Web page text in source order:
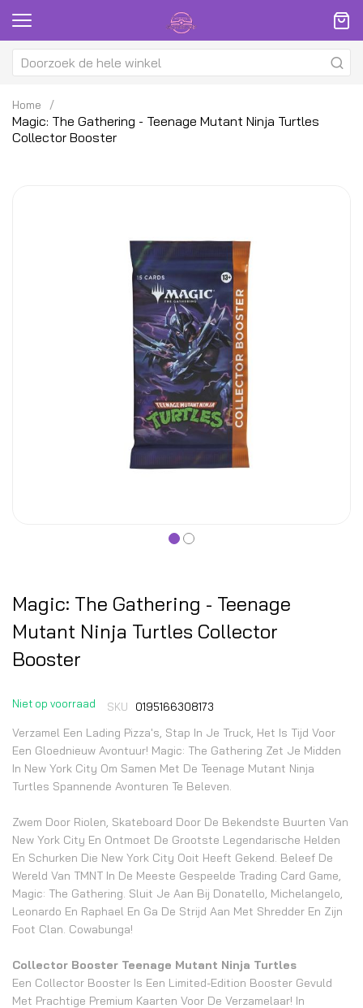
Home
Magic: The Gathering - Teenage Mutant Ninja Turtles
Collector Booster
Magic: The Gathering - Teenage
Mutant Ninja Turtles Collector
Booster
Niet op voorraad SKU 0195166308173
Verzamel Een Lading Pizza's, Stap In Je Truck, Het Is Tijd Voor
Een Gloednieuw Avontuur! Magic: The Gathering Zet Je Midden
In New York City Om Samen Met De Teenage Mutant Ninja
Turtles Spannende Avonturen Te Beleven.
Zwem Door Riolen, Skateboard Door De Bekendste Buurten Van
New York City En Ontmoet De Grootste Legendarische Helden
En Schurken Die New York City Ooit Heeft Gekend. Beleef De
Wereld Van TMNT In De Meeste Gespeelde Trading Card Game,
Magic: The Gathering. Sluit Je Aan Bij Donatello, Michelangelo,
Leonardo En Raphael En Ga De Strijd Aan Met Shredder En Zijn
Foot Clan. Cowabunga!
Collector Booster Teenage Mutant Ninja Turtles
Een Collector Booster Is Een Limited-Edition Booster Gevuld
Met Prachtige Premium Kaarten Voor De Verzamelaar! In